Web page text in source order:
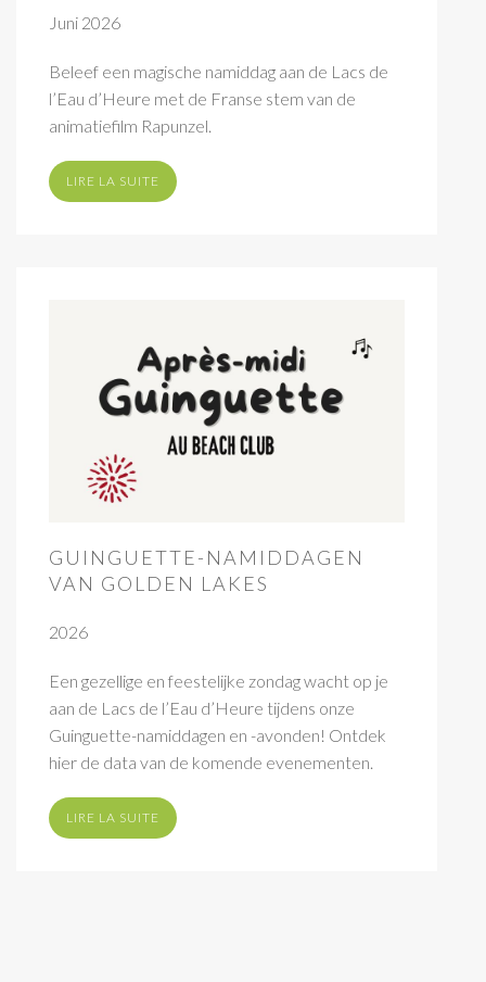
Juni 2026
Beleef een magische namiddag aan de Lacs de
l’Eau d’Heure met de Franse stem van de
animatiefilm Rapunzel.
LIRE LA SUITE
GUINGUETTE-NAMIDDAGEN
VAN GOLDEN LAKES
2026
Een gezellige en feestelijke zondag wacht op je
aan de Lacs de l’Eau d’Heure tijdens onze
Guinguette-namiddagen en -avonden! Ontdek
hier de data van de komende evenementen.
LIRE LA SUITE